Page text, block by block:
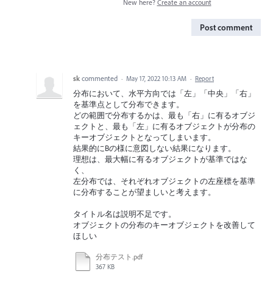
New here? Create an account
Post comment
sk commented · May 17, 2022 10:13 AM · Report
分布において、水平方向では「左」「中央」「右」
を基準点として分布できます。
どの範囲で分布するかは、最も「右」に有るオブジ
ェクトと、最も「左」に有るオブジェクトが分布の
キーオブジェクトとなってしまいます。
結果的にBの様に意図しない結果になります。
理想は、最大幅に有るオブジェクトが基準ではな
く、
左分布では、それぞれオブジェクトの左座標を基準
に分布することが望ましいと考えます。
タイトル名は説明不足です。
オブジェクトの分布のキーオブジェクトを改善して
ほしい
分布テスト.pdf
367 KB